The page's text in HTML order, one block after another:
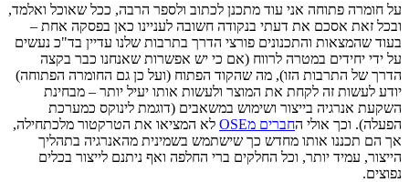
על חומרה פתוחה אני עוד מתכנן לכתוב ולספר הרבה, ככל שאוכל ואלמד,
ובכל זאת אסכם את דעתי בנקודה חשובה לעניינו כאן בפסקה אחת –
בעוד שהמצאות והתכנונים פורצי הדרך בתרבות שלנו עדיין בד"כ נעשים
על ידי יחידים במטרה לרווח (אם כי יש אפשרות שאנחנו כבר בקצה
הדרך של התרבות הזו), מה שהקוד הפתוח (ועל כן גם החומרה הפתוחה)
יודע לעשות זה לקחת את המוצר ולעשות אותו יעיל יותר – מבחינת
השקעת אנרגיה בייצור ושימוש במשאבים (דוגמת לינוקס כמערכת
הפעלה). וכך אולי ה חברים מOSE
לא המציאו את הטרקטור מלכתחילה,
אך הם תכננו אותו מחדש כך שישתמש בשמינית מהאנרגיה בתהליך
הייצור, עמיד יותר, וכל החלקים ברי החלפה ואף ניתנם לייצור בכלים
נפוצים.